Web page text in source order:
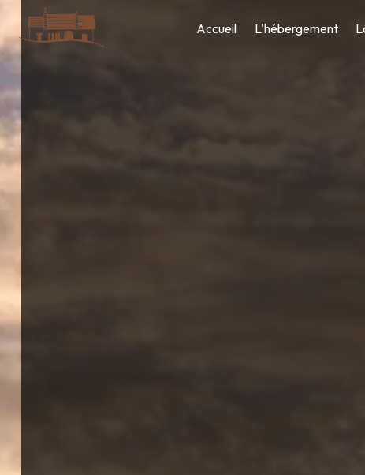
Accueil L'hébergement
Panneau de gestion des cookies